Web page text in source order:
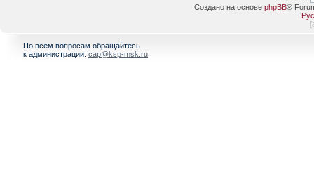
Создано на основе phpBB®
[
По всем вопросам обращайтесь
к администрации: cap@ksp-msk.ru